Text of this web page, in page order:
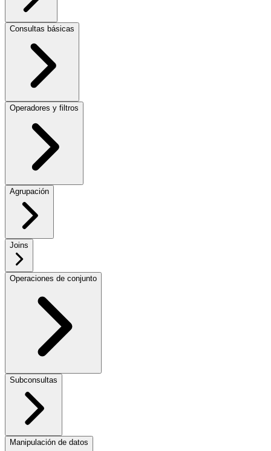
Consultas básicas
Operadores y filtros
Agrupación
Joins
Operaciones de conjunto
Subconsultas
Manipulación de datos